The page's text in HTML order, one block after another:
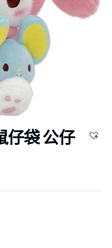
仔袋 公仔